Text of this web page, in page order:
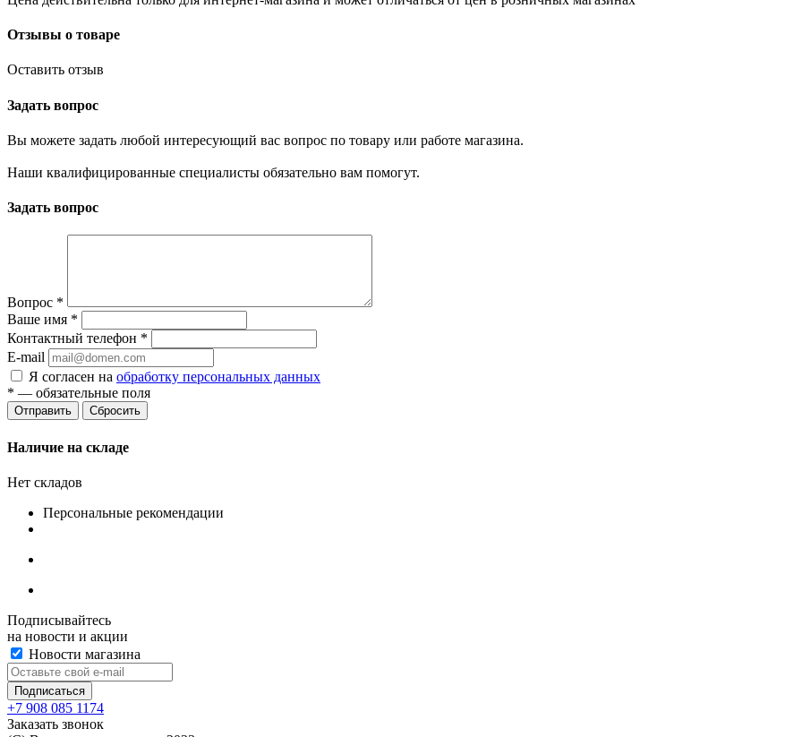
Отзывы о товаре
Оставить отзыв
Задать вопрос
Вы можете задать любой интересующий вас вопрос по товару или работе магазина.
Наши квалифицированные специалисты обязательно вам помогут.
Задать вопрос
Вопрос *
Ваше имя *
Контактный телефон *
E-mail
Я согласен на обработку персональных данных
* — обязательные поля
Сбросить
Наличие на складе
Нет складов
Персональные рекомендации
Подписывайтесь
на новости и акции
Новости магазина
+7 908 085 1174
Заказать звонок